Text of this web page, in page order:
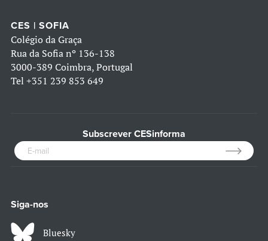
CES | SOFIA
Colégio da Graça
Rua da Sofia nº 136-138
3000-389 Coimbra, Portugal
Tel +351 239 853 649
Subscrever CESinforma
Siga-nos
Bluesky